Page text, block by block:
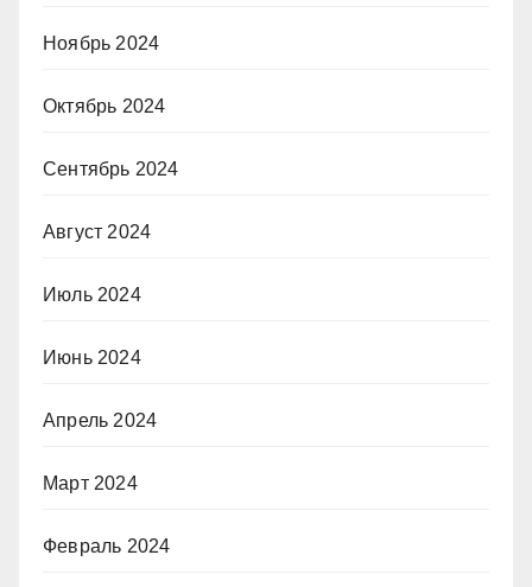
Ноябрь 2024
Октябрь 2024
Сентябрь 2024
Август 2024
Июль 2024
Июнь 2024
Апрель 2024
Март 2024
Февраль 2024